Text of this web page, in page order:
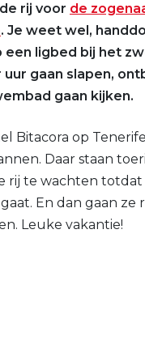
rij voor de
. Je weet wel,
een ligbed bij het
gaan slapen,
gaan kijken.
Bitacora op
Daar staan
rij te wachten
En dan gaan ze
Leuke vakantie!